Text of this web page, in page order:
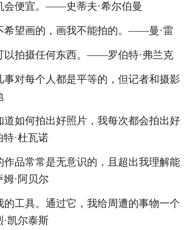
会便宜。——史蒂夫·希尔伯曼
希望画的，画我不能拍的。——曼·雷
以拍摄任何东西。——罗伯特·弗兰克
事对每个人都是平等的，但记者和摄影
道如何拍出好照片，我每次都会拍出好
·杜瓦诺
作品常常是无意识的，且超出我理解能
·阿贝尔
的工具。通过它，我给周遭的事物一个
凯尔泰斯